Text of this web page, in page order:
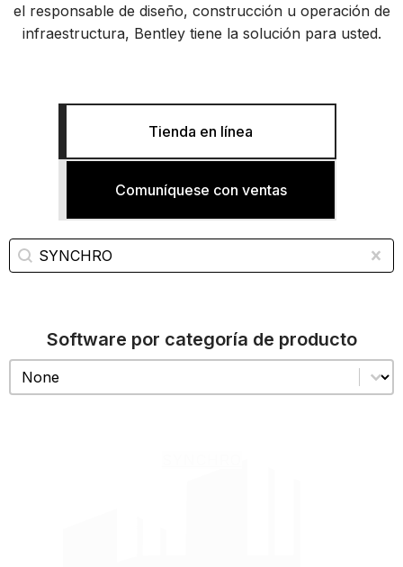
el responsable de diseño, construcción u operación de
infraestructura, Bentley tiene la solución para usted.
Tienda en línea
Comuníquese con ventas
Búsqueda de software
Buscar contenido
Software por categoría de producto
Software por categoría de producto
Software por categoría de producto